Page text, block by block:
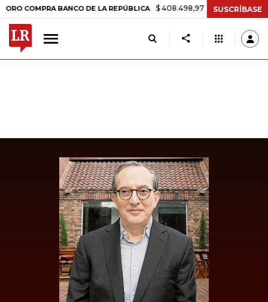
BANCO DE LA REPÚBLICA $ 408.498,97 +$ 8.753,81 +2,19%
SUSCRÍBASE